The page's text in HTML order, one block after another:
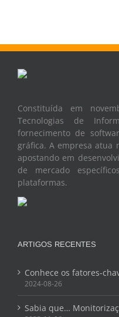
Constituída em
Tecnologias de
fornecimento de
gráfica. A empresa atua
apostando em
de mercado
plataformas.
ARTIGOS RECENTES
Conhece os fatores-
2024-08-26
Sabia que…